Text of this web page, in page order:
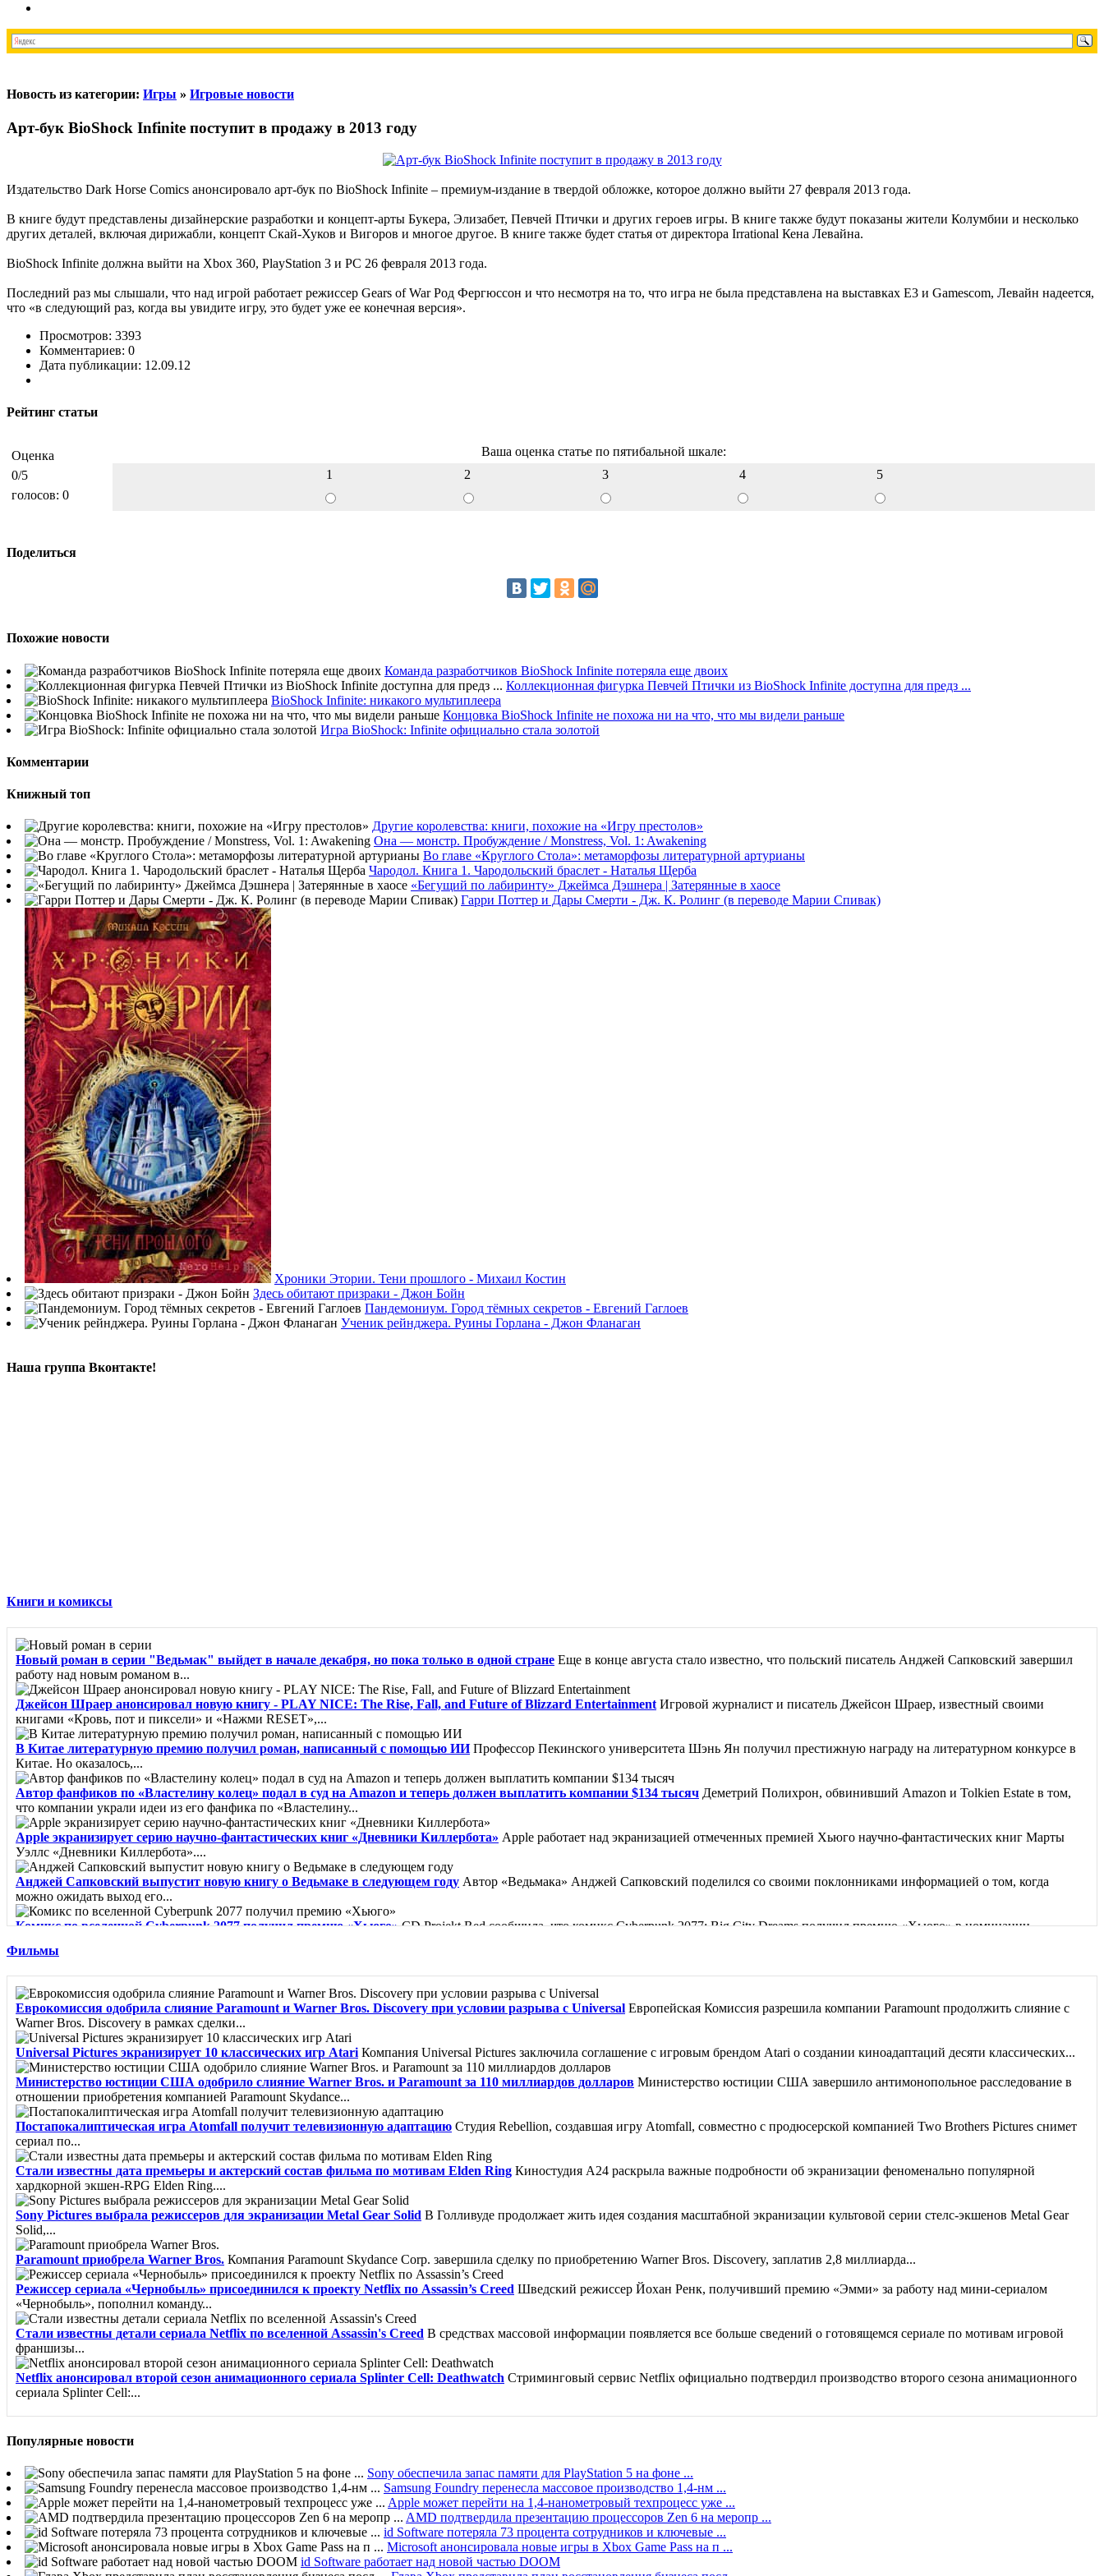
Новость из категории: Игры » Игровые новости
Арт-бук BioShock Infinite поступит в продажу в 2013 году
Издательство Dark Horse Comics анонсировало арт-бук по BioShock Infinite – премиум-издание в твердой обложке, которое должно выйти 27 февраля 2013 года.
В книге будут представлены дизайнерские разработки и концепт-арты Букера, Элизабет, Певчей Птички и других героев игры. В книге также будут показаны жители Колумбии и несколько
других деталей, включая дирижабли, концепт Скай-Хуков и Вигоров и многое другое. В книге также будет статья от директора Irrational Кена Левайна.
BioShock Infinite должна выйти на Xbox 360, PlayStation 3 и PC 26 февраля 2013 года.
Последний раз мы слышали, что над игрой работает режиссер Gears of War Род Фергюссон и что несмотря на то, что игра не была представлена на выставках Е3 и Gamescom, Левайн надеется,
что «в следующий раз, когда вы увидите игру, это будет уже ее конечная версия».
Просмотров: 3393
Комментариев: 0
Дата публикации: 12.09.12
Рейтинг статьи
Оценка
0/5
голосов: 0
Ваша оценка статье по пятибальной шкале:
1
2 3 4 5
Поделиться
Похожие новости
Команда разработчиков BioShock Infinite потеряла еще двоих
Коллекционная фигурка Певчей Птички из BioShock Infinite доступна для предз ...
BioShock Infinite: никакого мультиплеера
Концовка BioShock Infinite не похожа ни на что, что мы видели раньше
Игра BioShock: Infinite официально стала золотой
Комментарии
Книжный топ
Другие королевства: книги, похожие на «Игру престолов»
Она — монстр. Пробуждение / Monstress, Vol. 1: Awakening
Во главе «Круглого Стола»: метаморфозы литературной артурианы
Чародол. Книга 1. Чародольский браслет - Наталья Щерба
«Бегущий по лабиринту» Джеймса Дэшнера | Затерянные в хаосе
Гарри Поттер и Дары Смерти - Дж. К. Ролинг (в переводе Марии Спивак)
Хроники Этории. Тени прошлого - Михаил Костин
Здесь обитают призраки - Джон Бойн
Пандемониум. Город тёмных секретов - Евгений Гаглоев
Ученик рейнджера. Руины Горлана - Джон Фланаган
Наша группа Вконтакте!
Книги и комиксы
Новый роман в серии "Ведьмак" выйдет в начале декабря, но пока только в одной стране Еще в конце августа стало известно, что польский писатель Анджей Сапковский завершил
работу над новым романом в...
Джейсон Шраер анонсировал новую книгу - PLAY NICE: The Rise, Fall, and Future of Blizzard Entertainment Игровой журналист и писатель Джейсон Шраер, известный своими
книгами «Кровь, пот и пиксели» и «Нажми RESET»,...
В Китае литературную премию получил роман, написанный с помощью ИИПрофессор Пекинского университета Шэнь Ян получил престижную награду на литературном конкурсе в
Китае. Но оказалось,...
Автор фанфиков по «Властелину колец» подал в суд на Amazon и теперь должен выплатить компании $134 тысяч Деметрий Полихрон, обвинивший Amazon и Tolkien Estate в том,
что компании украли идеи из его фанфика по «Властелину...
Apple экранизирует серию научно-фантастических книг «Дневники Киллербота» Apple работает над экранизацией отмеченных премией Хьюго научно-фантастических книг Марты
Уэллс «Дневники Киллербота»....
Анджей Сапковский выпустит новую книгу о Ведьмаке в следующем году Автор «Ведьмака» Анджей Сапковский поделился со своими поклонниками информацией о том, когда
можно ожидать выход его...
Комикс по вселенной Cyberpunk 2077 получил премию «Хьюго»CD Projekt Red сообщила, что комикс Cyberpunk 2077: Big City Dreams получил премию «Хьюго» в номинации
Клинок Тишалла - Мэтью СтоверМинуло шесть лет с тех пор, как прославленный убийца Кейн совершил то, что считалось невозможным, разрушив планы...
Вайолет, созданная из шипов - Джина Чэнь
Фильмы
Еврокомиссия одобрила слияние Paramount и Warner Bros. Discovery при условии разрыва с Universal Европейская Комиссия разрешила компании Paramount продолжить слияние с
Warner Bros. Discovery в рамках сделки...
Universal Pictures экранизирует 10 классических игр Atari Компания Universal Pictures заключила соглашение с игровым брендом Atari о создании киноадаптаций десяти классических...
Министерство юстиции США одобрило слияние Warner Bros. и Paramount за 110 миллиардов долларов Министерство юстиции США завершило антимонопольное расследование в
отношении приобретения компанией Paramount Skydance...
Постапокалиптическая игра Atomfall получит телевизионную адаптацию Студия Rebellion, создавшая игру Atomfall, совместно с продюсерской компанией Two Brothers Pictures снимет
сериал по...
Стали известны дата премьеры и актерский состав фильма по мотивам Elden Ring Киностудия A24 раскрыла важные подробности об экранизации феноменально популярной
хардкорной экшен-RPG Elden Ring....
Sony Pictures выбрала режиссеров для экранизации Metal Gear Solid В Голливуде продолжает жить идея создания масштабной экранизации культовой серии стелс-экшенов Metal Gear
Solid,...
Paramount приобрела Warner Bros. Компания Paramount Skydance Corp. завершила сделку по приобретению Warner Bros. Discovery, заплатив 2,8 миллиарда...
Режиссер сериала «Чернобыль» присоединился к проекту Netflix по Assassin’s Creed Шведский режиссер Йохан Ренк, получивший премию «Эмми» за работу над мини-сериалом
«Чернобыль», пополнил команду...
Стали известны детали сериала Netflix по вселенной Assassin's Creed В средствах массовой информации появляется все больше сведений о готовящемся сериале по мотивам игровой
франшизы...
Netflix анонсировал второй сезон анимационного сериала Splinter Cell: Deathwatch Стриминговый сервис Netflix официально подтвердил производство второго сезона анимационного
сериала Splinter Cell:...
Популярные новости
Sony обеспечила запас памяти для PlayStation 5 на фоне ...
Samsung Foundry перенесла массовое производство 1,4-нм ...
Apple может перейти на 1,4-нанометровый техпроцесс уже ...
AMD подтвердила презентацию процессоров Zen 6 на меропр ...
id Software потеряла 73 процента сотрудников и ключевые ...
Microsoft анонсировала новые игры в Xbox Game Pass на п ...
id Software работает над новой частью DOOM